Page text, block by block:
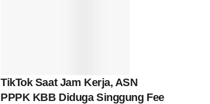
TikTok Saat Jam Kerja, ASN
PPPK KBB Diduga Singgung Fee